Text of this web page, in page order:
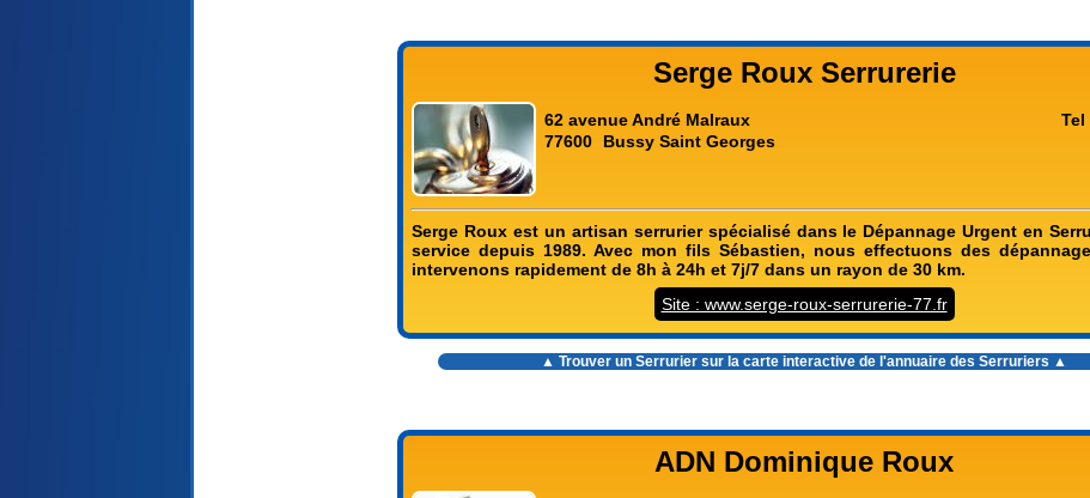
Serge Roux Serrurerie
62 avenue André Malraux
77600
Bussy Saint Georges
Tel
Serge Roux est un artisan serrurier spécialisé dans le Dépannage Urgent en
service depuis 1989. Avec mon fils Sébastien, nous effectuons des
intervenons rapidement de 8h à 24h et 7j/7 dans un rayon de 30 km.
Site : www.serge-roux-serrurerie-77.fr
▲ Trouver un Serrurier sur la carte interactive de l'annuaire des Serruriers ▲
ADN Dominique Roux